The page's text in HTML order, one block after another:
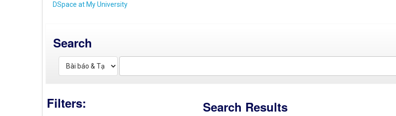
DSpace at My University
Search
Filters: Search Results